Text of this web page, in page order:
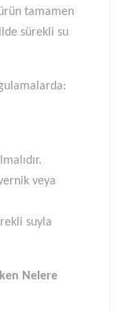
tamamen
sürekli su
veya
suyla
Nelere